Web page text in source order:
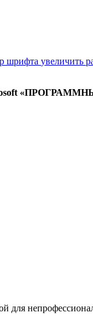
увеличить
для